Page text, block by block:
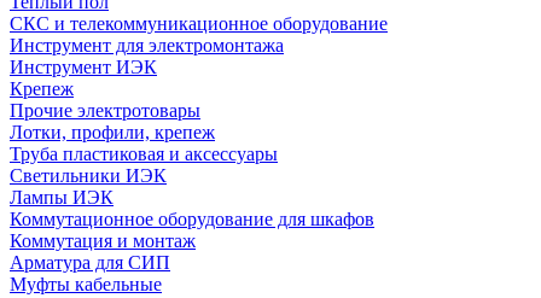
СКС и телекоммуникационное оборудование
Инструмент для электромонтажа
Инструмент ИЭК
Крепеж
Прочие электротовары
Лотки, профили, крепеж
Труба пластиковая и аксессуары
Светильники ИЭК
Лампы ИЭК
Коммутационное оборудование для шкафов
Коммутация и монтаж
Арматура для СИП
Муфты кабельные